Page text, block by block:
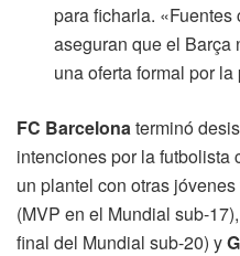
para ficharla.
aseguran que el
una oferta formal por
FC Barcelonaterminó
intenciones por la futbolista
un plantel con otras
(MVP en el Mundial sub-17),
final del Mundial sub-20) y